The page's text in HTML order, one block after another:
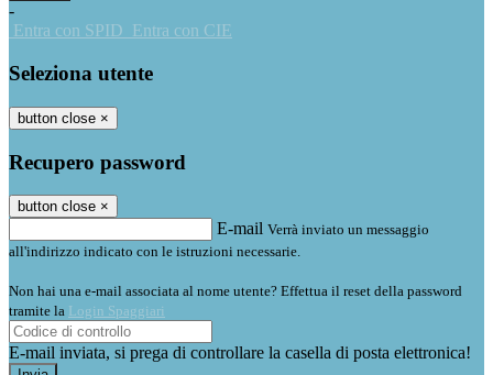
-
Entra con SPID Entra con CIE
Seleziona utente
button close ×
Recupero password
button close ×
E-mail Verrà inviato un messaggio
all'indirizzo indicato con le istruzioni necessarie.
Non hai una e-mail associata al nome utente? Effettua il reset della password
tramite la Login Spaggiari
E-mail inviata, si prega di controllare la casella di posta elettronica!